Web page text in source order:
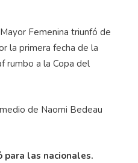
Femenina triunfó de
la primera fecha de la
rumbo a la Copa del
de Naomi Bedeau
para las nacionales.